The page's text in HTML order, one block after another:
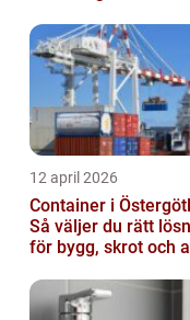
12 april 2026
Container i
Så väljer du rätt
för bygg, skrot och